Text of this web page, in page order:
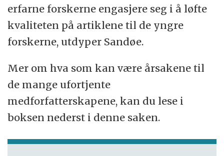
erfarne forskerne engasjere seg i å løfte
kvaliteten på artiklene til de yngre
forskerne, utdyper Sandøe.
Mer om hva som kan være årsakene til
de mange ufortjente
medforfatterskapene, kan du lese i
boksen nederst i denne saken.